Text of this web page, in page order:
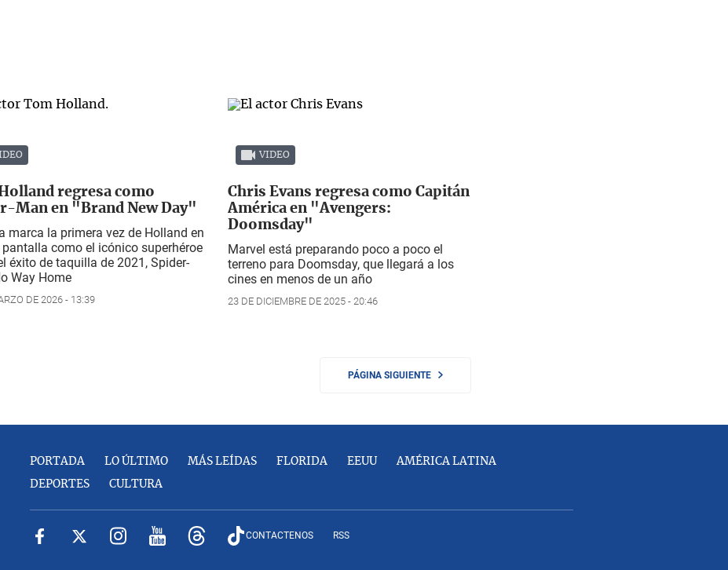
regresa como
Man en "Brand New Day"
marca la primera vez de Holland en
como el icónico superhéroe
éxito de taquilla de 2021, Spider-
Way Home
DE 2026 - 13:39
VIDEO
Chris Evans regresa como Capitán
América en "Avengers:
Doomsday"
Marvel está preparando poco a poco el
terreno para Doomsday, que llegará a los
cines en menos de un año
23 DE DICIEMBRE DE 2025 - 20:46
PÁGINA SIGUIENTE
PORTADA LO ÚLTIMO MÁS LEÍDAS FLORIDA EEUU AMÉRICA LATINA
DEPORTES CULTURA
CONTACTENOS RSS